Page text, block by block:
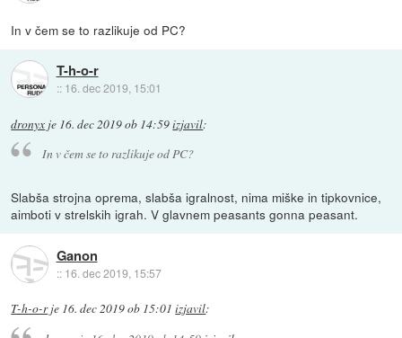
In v čem se to razlikuje od PC?
T-h-o-r
:: 16. dec 2019, 15:01
dronyx je 16. dec 2019 ob 14:59izjavil:
In v čem se to razlikuje od PC?
Slabša strojna oprema, slabša igralnost, nima miške in tipkovnice,
aimboti v strelskih igrah. V glavnem peasants gonna peasant.
Ganon
:: 16. dec 2019, 15:57
T-h-o-rje 16. dec 2019 ob 15:01 izjavil: